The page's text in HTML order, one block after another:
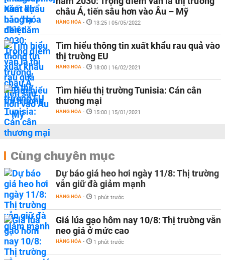
châu Á, tiến sâu hơn vào Âu – Mỹ
HÀNG HÓA - 13:25 | 05/05/2022
Tìm hiểu thông tin xuất khẩu rau quả vào
thị trường EU
HÀNG HÓA - 18:00 | 16/02/2021
Tìm hiểu thị trường Tunisia: Cán cân
thương mại
HÀNG HÓA - 15:00 | 15/01/2021
Cùng chuyên mục
Dự báo giá heo hơi ngày 11/8: Thị trường
vẫn giữ đà giảm mạnh
HÀNG HÓA - 1 phút trước
Giá lúa gạo hôm nay 10/8: Thị trường vẫn
neo giá ở mức cao
HÀNG HÓA - 1 phút trước